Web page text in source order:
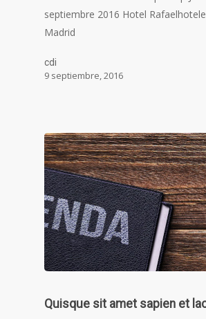
septiembre 2016 Hotel
Madrid
cdi
9 septiembre, 2016
Quisque sit amet sapien et